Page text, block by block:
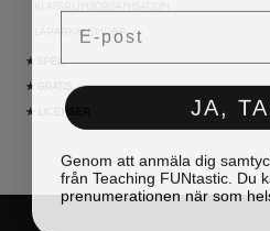
LÄRARKALENDER
★ SPEL
★ GRATIS
★ LICENSER
Email
JA,
Genom att anmäla dig
från Teaching FUNtastic. Du
prenumerationen när som